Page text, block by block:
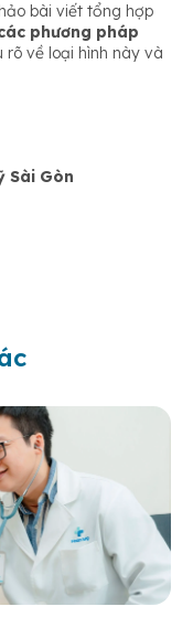
bài viết tổng hợp
phương pháp
rõ về loại hình này và
Sài Gòn